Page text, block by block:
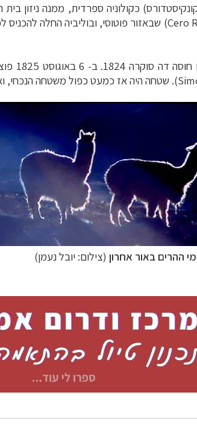
Cero) שבאזור פוטוסי, ובוליביה החלה
) עד
). שטחה היה אז כמעט כפול משטחה הנכחי,
ההרים באור אחרון (צילום: יובל נעמן)
היעדים »